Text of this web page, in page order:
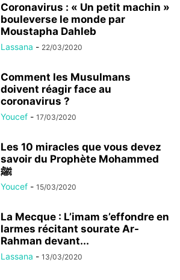
Coronavirus : « Un petit machin »
bouleverse le monde par
Moustapha Dahleb
Lassana - 22/03/2020
Comment les Musulmans
doivent réagir face au
coronavirus ?
Youcef - 17/03/2020
Les 10 miracles que vous devez
savoir du Prophète Mohammed
ﷺ
Youcef - 15/03/2020
La Mecque : L’imam s’effondre en
larmes récitant sourate Ar-
Rahman devant...
Lassana - 13/03/2020